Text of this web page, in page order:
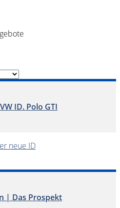
ID. Polo GTI
| Das Prospekt